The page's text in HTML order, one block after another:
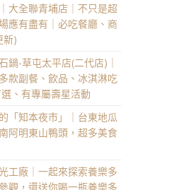
大全聯青埔店｜不只是超
應有盡有｜必吃餐廳、商
新)
鍋-草屯太平店(二代店)｜
款副餐、飲品、冰淇淋吃
、有專屬壽星活動
「知本夜市」｜台東地瓜
阿明東山鴨頭，超多美食
工廠｜一起來探索養樂多
觀，還送你喝一瓶養樂多